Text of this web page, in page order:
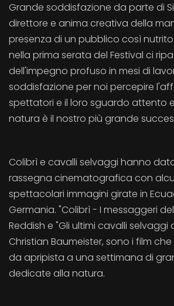
Grande soddisfazione da parte di
direttore e anima creativa della
presenza di un pubblico così
nella prima serata del Festival ci
dell'impegno profuso in mesi di
soddisfazione per noi percepire
spettatori e il loro sguardo attento
natura è il nostro più grande
Colibrì e cavalli selvaggi hanno
rassegna cinematografica con
spettacolari immagini girate in
Germania. "Colibrì - I messaggeri
Reddish e "Gli ultimi cavalli selvaggi
Christian Baumeister, sono i film
da apripista a una settimana di
dedicate alla natura.